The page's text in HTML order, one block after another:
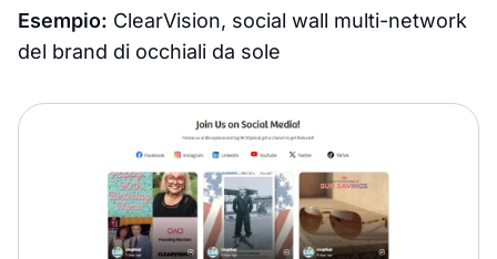
Esempio: ClearVision, social wall multi-network
del brand di occhiali da sole